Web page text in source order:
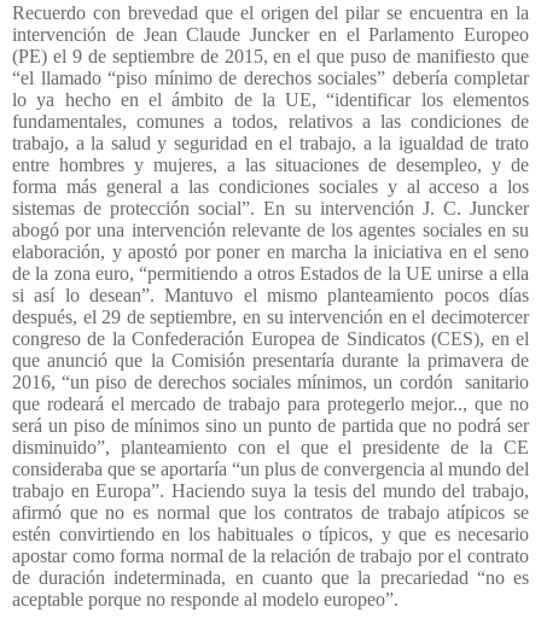
Recuerdo con brevedad que el origen del pilar se encuentra en la
intervención de Jean Claude Juncker en el Parlamento Europeo
(PE) el 9 de septiembre de 2015, en el que puso de manifiesto que
“el llamado “piso mínimo de derechos sociales” debería completar
lo ya hecho en el ámbito de la UE, “identificar los elementos
fundamentales, comunes a todos, relativos a las condiciones de
trabajo, a la salud y seguridad en el trabajo, a la igualdad de trato
entre hombres y mujeres, a las situaciones de desempleo, y de
forma más general a las condiciones sociales y al acceso a los
sistemas de protección social”. En su intervención J. C. Juncker
abogó por una intervención relevante de los agentes sociales en su
elaboración, y apostó por poner en marcha la iniciativa en el seno
de la zona euro, “permitiendo a otros Estados de la UE unirse a ella
si así lo desean”. Mantuvo el mismo planteamiento pocos días
después, el 29 de septiembre, en su intervención en el decimotercer
congreso de la Confederación Europea de Sindicatos (CES), en el
que anunció que la Comisión presentaría durante la primavera de
2016, “un piso de derechos sociales mínimos, un cordón
sanitario
que rodeará el mercado de trabajo para protegerlo mejor.., que no
será un piso de mínimos sino un punto de partida que no podrá ser
disminuido”, planteamiento con el que el presidente de la CE
consideraba que se aportaría “un plus de convergencia al mundo del
trabajo en Europa”. Haciendo suya la tesis del mundo del trabajo,
afirmó que no es normal que los contratos de trabajo atípicos se
estén convirtiendo en los habituales o típicos, y que es necesario
apostar como forma normal de la relación de trabajo por el contrato
de duración indeterminada, en cuanto que la precariedad “no es
aceptable porque no responde al modelo europeo”.